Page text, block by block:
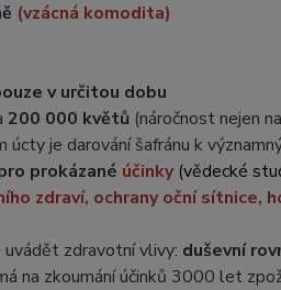
(vzácná komodita)
v určitou dobu
200 000 květů (náročnost nejen
je darování šafránu k
prokázané účinky(vědecké
zdraví, ochrany oční sítnice,
zdravotní vlivy: duševní
na zkoumání účinků 3000 let